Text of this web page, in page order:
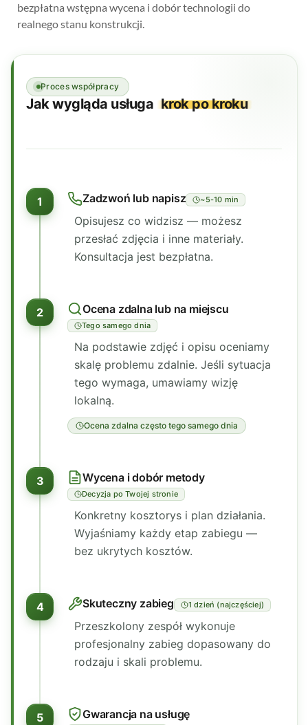
bezpłatna wstępna wycena i dobór technologii do
realnego stanu konstrukcji.
Proces współpracy
Jak wygląda usługa krok po kroku
1 Zadzwoń lub napisz ~5-10 min
Opisujesz co widzisz — możesz
przesłać zdjęcia i inne materiały.
Konsultacja jest bezpłatna.
2 Ocena zdalna lub na miejscu
Tego samego dnia
Na podstawie zdjęć i opisu oceniamy
skalę problemu zdalnie. Jeśli sytuacja
tego wymaga, umawiamy wizję
lokalną.
Ocena zdalna często tego samego dnia
3 Wycena i dobór metody
Decyzja po Twojej stronie
Konkretny kosztorys i plan działania.
Wyjaśniamy każdy etap zabiegu —
bez ukrytych kosztów.
4 Skuteczny zabieg 1 dzień (najczęściej)
Przeszkolony zespół wykonuje
profesjonalny zabieg dopasowany do
rodzaju i skali problemu.
5 Gwarancja na usługę